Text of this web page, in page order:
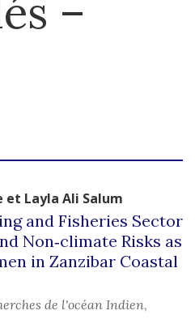
–
et Layla Ali Salum
and Fisheries Sector
Non‑climate Risks as
in Zanzibar Coastal
de l'océan Indien,